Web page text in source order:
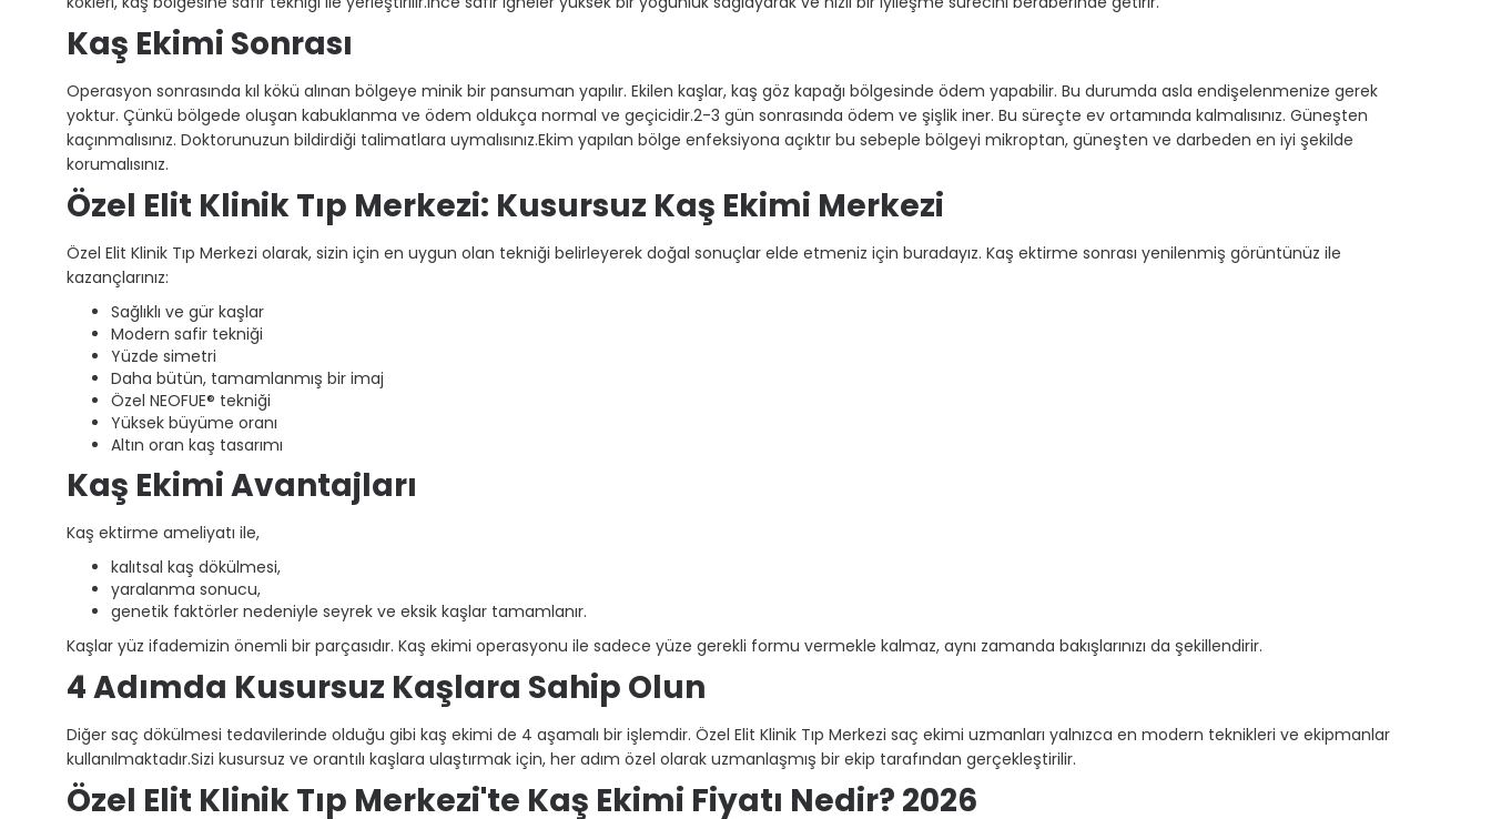
Kaş Ekimi Sonrası
Operasyon sonrasında kıl kökü alınan bölgeye minik bir pansuman yapılır. Ekilen kaşlar, kaş göz kapağı bölgesinde ödem yapabilir. Bu durumda asla endişelenmenize gerek
yoktur. Çünkü bölgede oluşan kabuklanma ve ödem oldukça normal ve geçicidir.2-3 gün sonrasında ödem ve şişlik iner. Bu süreçte ev ortamında kalmalısınız. Güneşten
kaçınmalısınız. Doktorunuzun bildirdiği talimatlara uymalısınız.Ekim yapılan bölge enfeksiyona açıktır bu sebeple bölgeyi mikroptan, güneşten ve darbeden en iyi şekilde
korumalısınız.
Özel Elit Klinik Tıp Merkezi: Kusursuz Kaş Ekimi Merkezi
Özel Elit Klinik Tıp Merkezi olarak, sizin için en uygun olan tekniği belirleyerek doğal sonuçlar elde etmeniz için buradayız. Kaş ektirme sonrası yenilenmiş görüntünüz ile
kazançlarınız:
Sağlıklı ve gür kaşlar
Modern safir tekniği
Yüzde simetri
Daha bütün, tamamlanmış bir imaj
Özel NEOFUE® tekniği
Yüksek büyüme oranı
Altın oran kaş tasarımı
Kaş Ekimi Avantajları
Kaş ektirme ameliyatı ile,
kalıtsal kaş dökülmesi,
yaralanma sonucu,
genetik faktörler nedeniyle seyrek ve eksik kaşlar tamamlanır.
Kaşlar yüz ifademizin önemli bir parçasıdır. Kaş ekimi operasyonu ile sadece yüze gerekli formu vermekle kalmaz, aynı zamanda bakışlarınızı da şekillendirir.
4 Adımda Kusursuz Kaşlara Sahip Olun
Diğer saç dökülmesi tedavilerinde olduğu gibi kaş ekimi de 4 aşamalı bir işlemdir. Özel Elit Klinik Tıp Merkezi saç ekimi uzmanları yalnızca en modern teknikleri ve ekipmanlar
kullanılmaktadır.Sizi kusursuz ve orantılı kaşlara ulaştırmak için, her adım özel olarak uzmanlaşmış bir ekip tarafından gerçekleştirilir.
Özel Elit Klinik Tıp Merkezi'te Kaş Ekimi Fiyatı Nedir? 2026